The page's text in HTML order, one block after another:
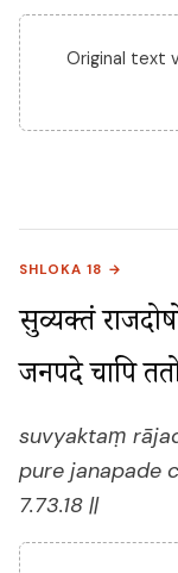
Original text
SHLOKA 18 →
सुव्यक्तं
जनपदे चापि
suvyaktaṃ
pure janapade
7.73.18 ||